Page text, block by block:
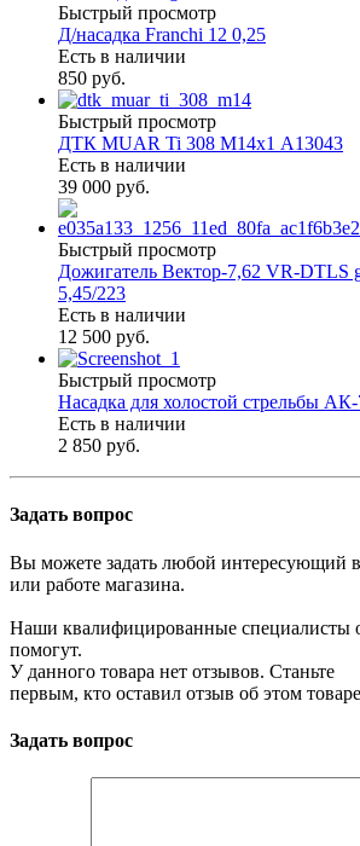
Быстрый просмотр
Д/насадка Franchi 12 0,25
Есть в наличии
850 руб.
Быстрый просмотр
ДТК MUAR Ti 308 М14х1 А13043
Есть в наличии
39 000 руб.
Быстрый просмотр
Дожигатель Вектор-7,62 VR-DTLS
5,45/223
Есть в наличии
12 500 руб.
Быстрый просмотр
Насадка для холостой стрельбы
Есть в наличии
2 850 руб.
Задать вопрос
Вы можете задать любой интересующий
или работе магазина.
Наши квалифицированные специалисты
помогут.
У данного товара нет отзывов. Станьте
первым, кто оставил отзыв об этом
Задать вопрос